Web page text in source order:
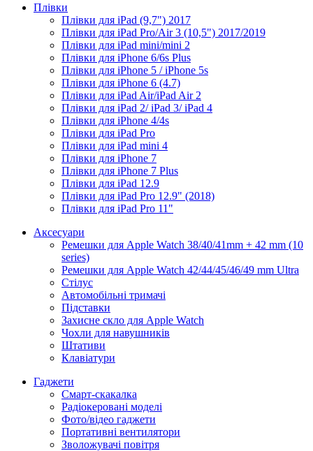
Плівки
Плівки для iPad (9,7") 2017
Плівки для iPad Pro/Air 3 (10,5") 2017/2019
Плівки для iPad mini/mini 2
Плівки для iPhone 6/6s Plus
Плівки для iPhone 5 / iPhone 5s
Плівки для iPhone 6 (4.7)
Плівки для iPad Air/iPad Air 2
Плівки для iPad 2/ iPad 3/ iPad 4
Плівки для iPhone 4/4s
Плівки для iPad Pro
Плівки для iPad mini 4
Плівки для iPhone 7
Плівки для iPhone 7 Plus
Плівки для iPad 12.9
Плівки для iPad Pro 12.9" (2018)
Плівки для iPad Pro 11"
Аксесуари
Ремешки для Apple Watch 38/40/41mm + 42 mm (10
series)
Ремешки для Apple Watch 42/44/45/46/49 mm Ultra
Стілус
Автомобільні тримачі
Підставки
Захисне скло для Apple Watch
Чохли для навушників
Штативи
Клавіатури
Гаджети
Смарт-скакалка
Радіокеровані моделі
Фото/відео гаджети
Портативні вентилятори
Зволожувачі повітря